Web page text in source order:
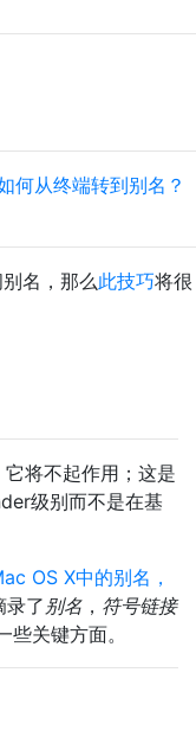
何从终端转到别名？
名，那么此技巧将很
它将不起作用；这是
级别而不是在基
OS X中的别名，
录了 别名 ， 符号链接
些关键方面。